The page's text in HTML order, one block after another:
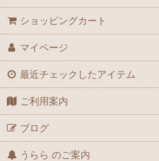
ショッピングカート
マイページ
最近チェックしたアイテム
ご利用案内
ブログ
うらら のご案内